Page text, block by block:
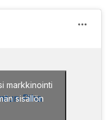
Piha
markkinointi
sisällön